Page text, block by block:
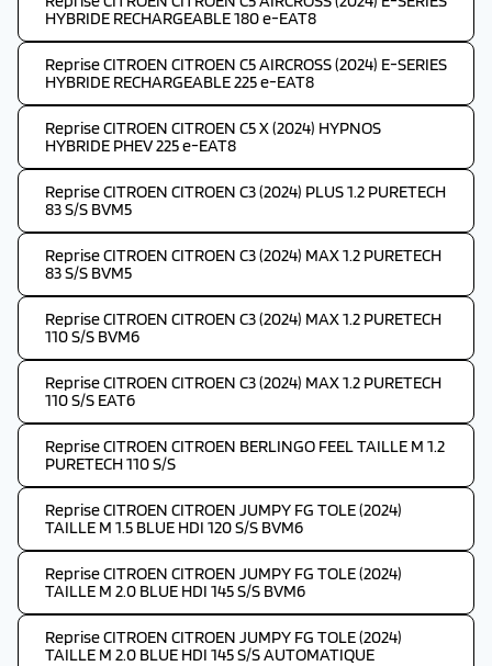
HYBRIDE RECHARGEABLE 180 e-EAT8
Reprise CITROEN CITROEN C5 AIRCROSS (2024) E-SERIES
HYBRIDE RECHARGEABLE 225 e-EAT8
Reprise CITROEN CITROEN C5 X (2024) HYPNOS
HYBRIDE PHEV 225 e-EAT8
Reprise CITROEN CITROEN C3 (2024) PLUS 1.2 PURETECH
83 S/S BVM5
Reprise CITROEN CITROEN C3 (2024) MAX 1.2 PURETECH
83 S/S BVM5
Reprise CITROEN CITROEN C3 (2024) MAX 1.2 PURETECH
110 S/S BVM6
Reprise CITROEN CITROEN C3 (2024) MAX 1.2 PURETECH
110 S/S EAT6
Reprise CITROEN CITROEN BERLINGO FEEL TAILLE M 1.2
PURETECH 110 S/S
Reprise CITROEN CITROEN JUMPY FG TOLE (2024)
TAILLE M 1.5 BLUE HDI 120 S/S BVM6
Reprise CITROEN CITROEN JUMPY FG TOLE (2024)
TAILLE M 2.0 BLUE HDI 145 S/S BVM6
Reprise CITROEN CITROEN JUMPY FG TOLE (2024)
TAILLE M 2.0 BLUE HDI 145 S/S AUTOMATIQUE